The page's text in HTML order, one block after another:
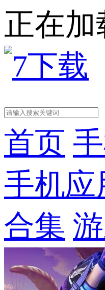
正在加
首页
手机应
合集